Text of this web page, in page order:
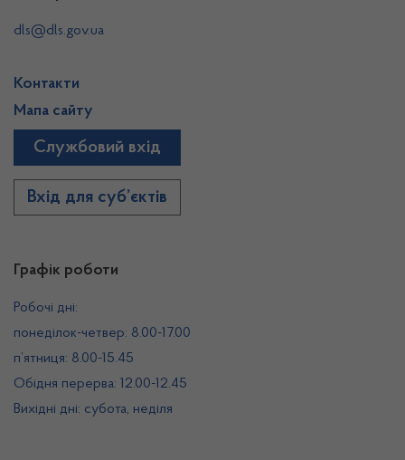
Графік роботи
Робочі дні:
понеділок-четвер: 8.00-17.00
п’ятниця: 8.00-15.45
Обідня перерва: 12.00-12.45
Вихідні дні: субота, неділя
dls@dls.gov.ua
Контакти
Мапа сайту
Службовий вхід
Вхід для суб’єктів